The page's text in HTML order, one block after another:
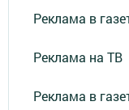
Реклама в
Реклама на ТВ
Реклама в